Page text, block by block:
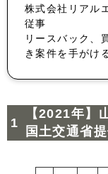
株式会社リアル
従事
リースバック、
き案件を手がけ
【2021年】
国土交通省